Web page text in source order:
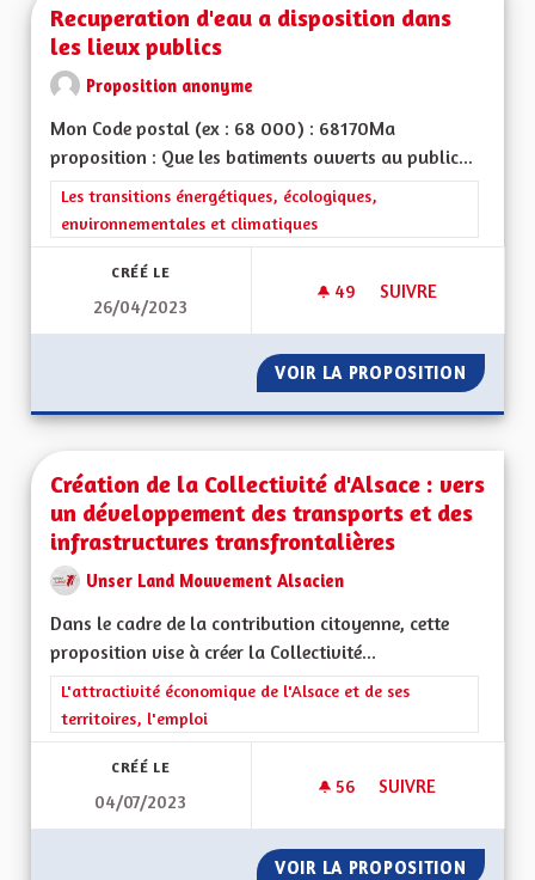
Recuperation d'eau a disposition dans
les lieux publics
Proposition anonyme
Mon Code postal (ex : 68 000) : 68170Ma
proposition : Que les batiments ouverts au public...
Filtrer les résultats de la catégorie : Les transitions
Les transitions énergétiques, écologiques,
environnementales et climatiques
CRÉÉ LE
26/04/2023
49 49 ABONNÉS
SUIVRE
VOIR LA PROPOSITION
Création de la Collectivité d'Alsace : vers
un développement des transports et des
infrastructures transfrontalières
Unser Land Mouvement Alsacien
Dans le cadre de la contribution citoyenne, cette
proposition vise à créer la Collectivité...
Filtrer les résultats de la catégorie : L'attractivité
L'attractivité économique de l'Alsace et de ses
territoires, l'emploi
CRÉÉ LE
04/07/2023
56 56 ABONNÉS
SUIVRE
VOIR LA PROPOSITION